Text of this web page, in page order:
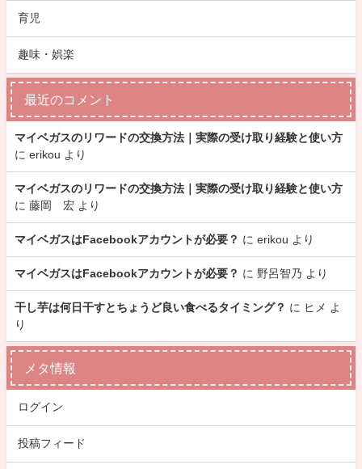
育児
趣味・娯楽
最近のコメント
マイベガスのリワードの交換方法｜実際の受け取り経験と使い方
に erikou より
マイベガスのリワードの交換方法｜実際の受け取り経験と使い方
に 藤岡 宏 より
マイベガスはFacebookアカウントが必要？ に erikou より
マイベガスはFacebookアカウントが必要？ に 野呂智乃 より
干し芋は何日干すとちょうど良い食べるタイミング？ に ヒメ よ
り
メタ情報
ログイン
投稿フィード